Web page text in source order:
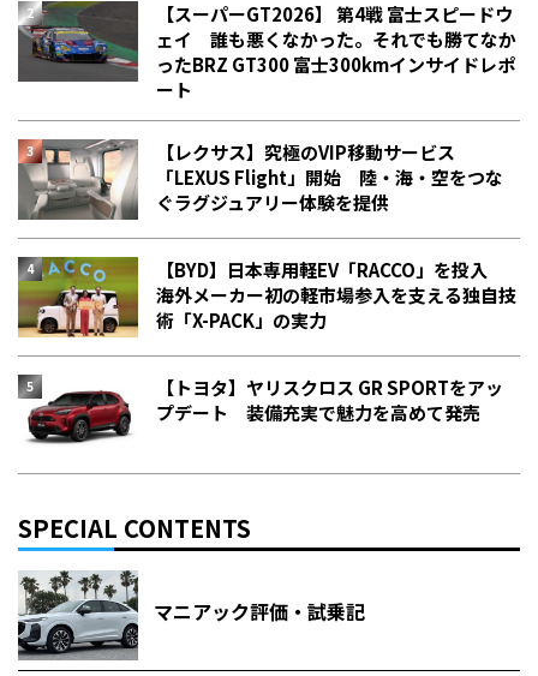
【スーパーGT2026】 第4戦 富士スピードウ
ェイ 誰も悪くなかった。それでも勝てなか
った――BRZ GT300 富士300kmインサイドレポ
ート
【レクサス】究極のVIP移動サービス
「LEXUS Flight」開始 陸・海・空をつな
ぐラグジュアリー体験を提供
【BYD】日本専用軽EV「RACCO」を投入
海外メーカー初の軽市場参入を支える独自技
術「X-PACK」の実力
【トヨタ】ヤリスクロス GR SPORTをアッ
プデート 装備充実で魅力を高めて発売
SPECIAL CONTENTS
マニアック評価・試乗記